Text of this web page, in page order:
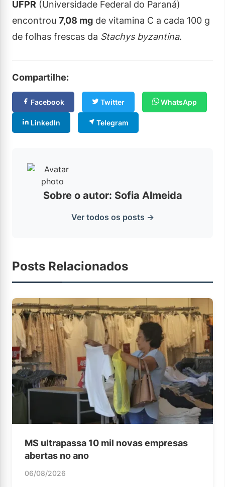
UFPR (Universidade Federal do Paraná)
encontrou 7,08 mg de vitamina C a cada 100 g
de folhas frescas da Stachys byzantina.
Compartilhe:
Facebook Twitter WhatsApp
LinkedIn Telegram
Sobre o autor: Sofia Almeida
Ver todos os posts →
Posts Relacionados
MS ultrapassa 10 mil novas empresas
abertas no ano
06/08/2026